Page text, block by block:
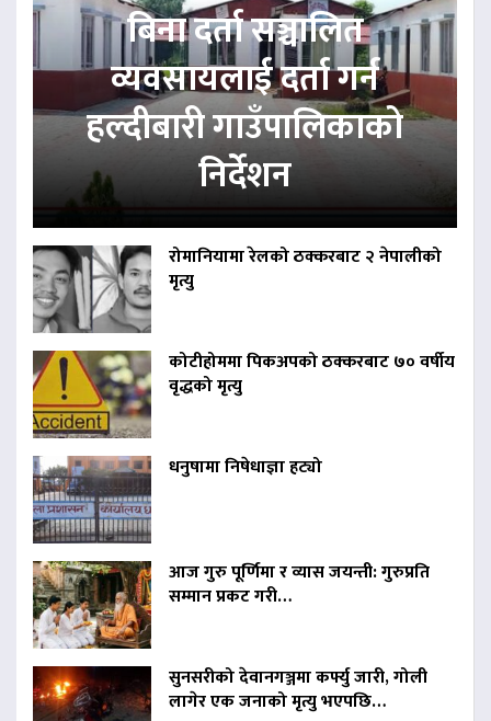
बिना दर्ता सञ्चालित
व्यवसायलाई दर्ता गर्न
हल्दीबारी गाउँपालिकाको
निर्देशन
रोमानियामा रेलको ठक्करबाट २ नेपालीको
मृत्यु
कोटीहोममा पिकअपको ठक्करबाट ७० वर्षीय
वृद्धको मृत्यु
धनुषामा निषेधाज्ञा हट्यो
आज गुरु पूर्णिमा र व्यास जयन्ती: गुरुप्रति
सम्मान प्रकट गरी…
सुनसरीको देवानगञ्जमा कर्फ्यु जारी, गोली
लागेर एक जनाको मृत्यु भएपछि…